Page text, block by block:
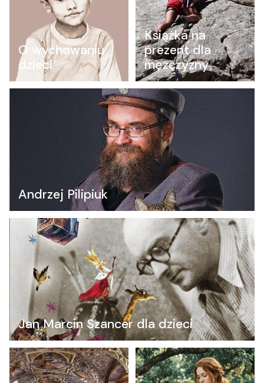
O wychowaniu
dzieci
Książka na
prezent dla
mężczyzny
Andrzej Pilipiuk
Jan Marcin Szancer dla dzieci